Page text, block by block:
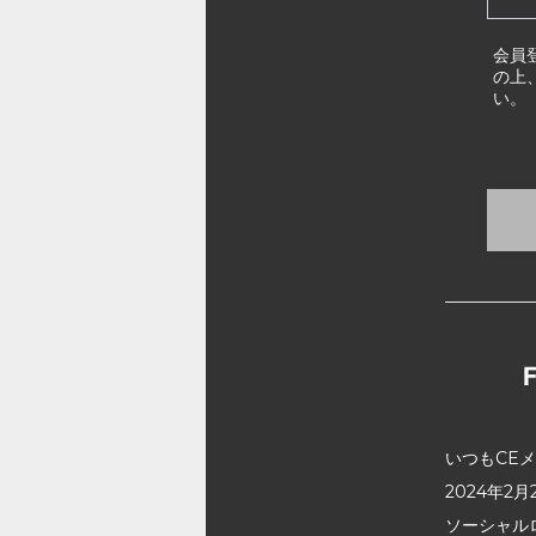
会員
の上
い。
いつもCE
2024年2月
ソーシャ